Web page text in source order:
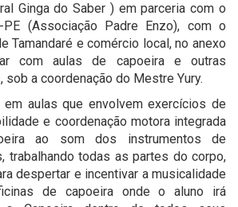
Ginga do Saber ) em parceria com o
PE (Associação Padre Enzo), com o
Tamandaré e comércio local, no anexo
com aulas de capoeira e outras
a coordenação do Mestre Yury.
aulas que envolvem exercícios de
e coordenação motora integrada
ao som dos instrumentos de
trabalhando todas as partes do corpo,
despertar e incentivar a musicalidade
de capoeira onde o aluno irá